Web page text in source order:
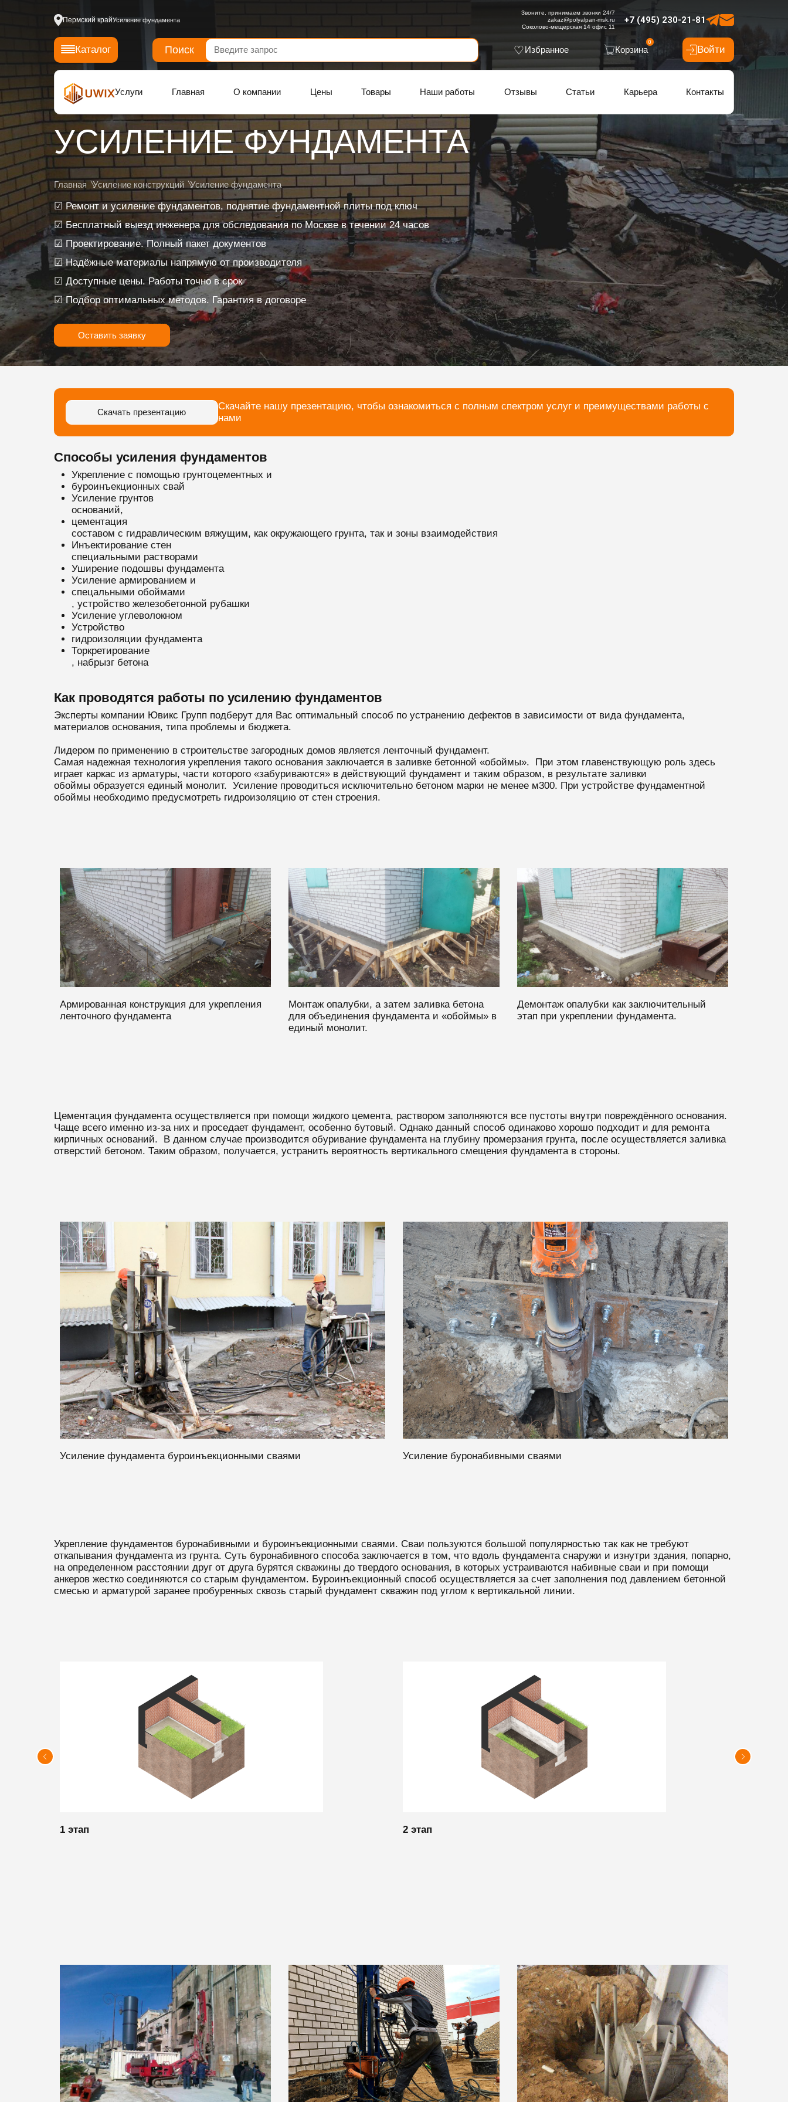
Пермский крайУсиление фундамента +7 (495) 230-21-81
Звоните, принимаем звонки 24/7
zakaz@polyalpan-msk.ru
Соколово-мещерская 14 офис 11
Каталог Поиск Избранное Корзина
0
Войти
Услуги Главная О компании Цены Товары Наши работы Отзывы Статьи Карьера Контакты
УСИЛЕНИЕ ФУНДАМЕНТА
Главная Усиление конструкций Усиление фундамента
☑ Ремонт и усиление фундаментов, поднятие фундаментной плиты под ключ
☑ Бесплатный выезд инженера для обследования по Москве в течении 24 часов
☑ Проектирование. Полный пакет документов
☑ Надёжные материалы напрямую от производителя
☑ Доступные цены. Работы точно в срок
☑ Подбор оптимальных методов. Гарантия в договоре
Оставить заявку
Скачать презентацию
Скачайте нашу презентацию, чтобы ознакомиться с полным спектром услуг и преимуществами работы с
нами
Способы усиления фундаментов
Укрепление с помощью грунтоцементных и
буроинъекционных свай
Усиление грунтов
оснований,
цементация
составом с гидравлическим вяжущим, как окружающего грунта, так и зоны взаимодействия
Инъектирование стен
специальными растворами
Уширение подошвы фундамента
Усиление армированием и
спецальными обоймами
, устройство железобетонной рубашки
Усиление углеволокном
Устройство
гидроизоляции фундамента
Торкретирование
, набрызг бетона
Как проводятся работы по усилению фундаментов
Эксперты компании Ювикс Групп подберут для Вас оптимальный способ по устранению дефектов в зависимости от вида фундамента,
материалов основания, типа проблемы и бюджета.
Лидером по применению в строительстве загородных домов является ленточный фундамент.
Самая надежная технология укрепления такого основания заключается в заливке бетонной «обоймы». При этом главенствующую роль здесь
играет каркас из арматуры, части которого «забуриваются» в действующий фундамент и таким образом, в результате заливки
обоймы образуется единый монолит. Усиление проводиться исключительно бетоном марки не менее м300. При устройстве фундаментной
обоймы необходимо предусмотреть гидроизоляцию от стен строения.
Армированная конструкция для укрепления
ленточного фундамента
Монтаж опалубки, а затем заливка бетона
для объединения фундамента и «обоймы» в
единый монолит.
Демонтаж опалубки как заключительный
этап при укреплении фундамента.
Цементация фундамента осуществляется при помощи жидкого цемента, раствором заполняются все пустоты внутри повреждённого основания.
Чаще всего именно из-за них и проседает фундамент, особенно бутовый. Однако данный способ одинаково хорошо подходит и для ремонта
кирпичных оснований. В данном случае производится обуривание фундамента на глубину промерзания грунта, после осуществляется заливка
отверстий бетоном. Таким образом, получается, устранить вероятность вертикального смещения фундамента в стороны.
Усиление фундамента буроинъекционными сваями Усиление буронабивными сваями
Укрепление фундаментов буронабивными и буроинъекционными сваями. Сваи пользуются большой популярностью так как не требуют
откапывания фундамента из грунта. Суть буронабивного способа заключается в том, что вдоль фундамента снаружи и изнутри здания, попарно,
на определенном расстоянии друг от друга бурятся скважины до твердого основания, в которых устраиваются набивные сваи и при помощи
анкеров жестко соединяются со старым фундаментом. Буроинъекционный способ осуществляется за счет заполнения под давлением бетонной
смесью и арматурой заранее пробуренных сквозь старый фундамент скважин под углом к вертикальной линии.
1 этап 2 этап